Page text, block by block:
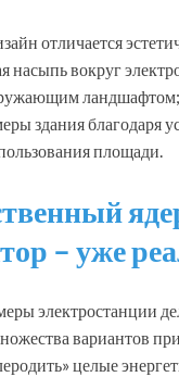
отличается
насыпь вокруг
ландшафтом;
здания благодаря
площади.
– уже
электростанции
вариантов
целые